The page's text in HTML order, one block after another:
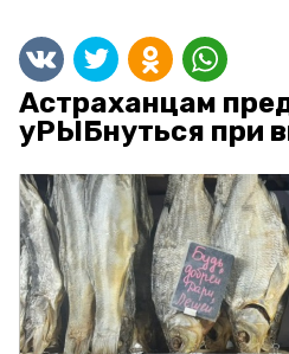
Астраханцам
уРЫБнуться при